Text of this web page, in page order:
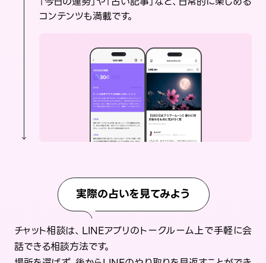
コンテンツも満載です。
実際の占いを見てみよう
チャット相談は、LINEアプリのトークルーム上で手軽に会
話できる相談方法です。